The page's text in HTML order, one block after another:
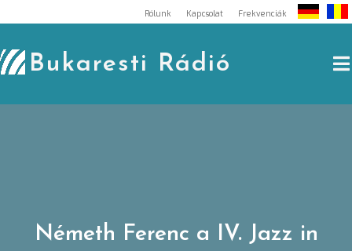
to
content
Rólunk Kapcsolat Frekvenciák
Bukaresti Rádió
Németh Ferenc a IV. Jazz in